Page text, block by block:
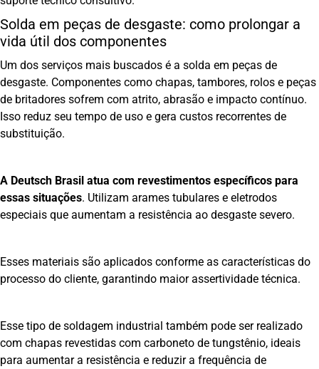
Solda em peças de desgaste: como prolongar a
vida útil dos componentes
Um dos serviços mais buscados é a solda em peças de
desgaste. Componentes como chapas, tambores, rolos e peças
de britadores sofrem com atrito, abrasão e impacto contínuo.
Isso reduz seu tempo de uso e gera custos recorrentes de
substituição.
A Deutsch Brasil atua com revestimentos específicos para
essas situações. Utilizam arames tubulares e eletrodos
especiais que aumentam a resistência ao desgaste severo.
Esses materiais são aplicados conforme as características do
processo do cliente, garantindo maior assertividade técnica.
Esse tipo de soldagem industrial também pode ser realizado
com chapas revestidas com carboneto de tungstênio, ideais
para aumentar a resistência e reduzir a frequência de